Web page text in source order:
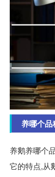
养哪个
养鹅养哪个
它的特点,从